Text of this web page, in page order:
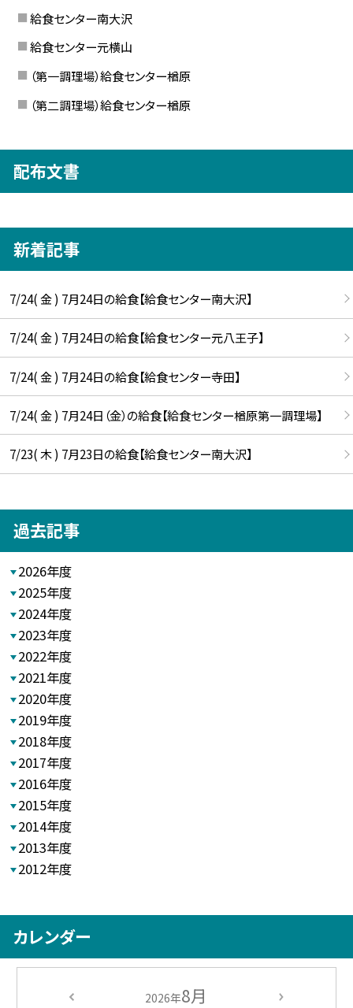
給食センター南大沢
給食センター元横山
（第一調理場）給食センター楢原
（第二調理場）給食センター楢原
配布文書
新着記事
7/24( 金 ) 7月24日の給食【給食センター南大沢】
7/24( 金 ) 7月24日の給食【給食センター元八王子】
7/24( 金 ) 7月24日の給食【給食センター寺田】
7/24( 金 ) 7月24日（金）の給食【給食センター楢原第一調理場】
7/23( 木 ) 7月23日の給食【給食センター南大沢】
過去記事
2026年度
2025年度
2024年度
2023年度
2022年度
2021年度
2020年度
2019年度
2018年度
2017年度
2016年度
2015年度
2014年度
2013年度
2012年度
カレンダー
2026年8月